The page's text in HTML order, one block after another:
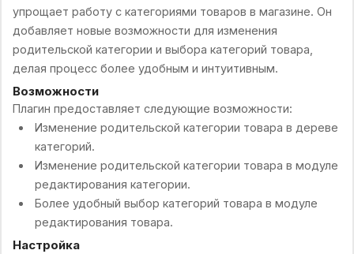
упрощает работу с категориями товаров в магазине. Он
добавляет новые возможности для изменения
родительской категории и выбора категорий товара,
делая процесс более удобным и интуитивным.
Возможности
Плагин предоставляет следующие возможности:
Изменение родительской категории товара в дереве
категорий.
Изменение родительской категории товара в модуле
редактирования категории.
Более удобный выбор категорий товара в модуле
редактирования товара.
Настройка